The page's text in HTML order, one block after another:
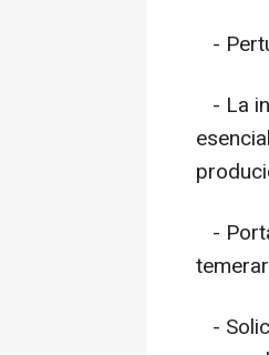
-
- La
-
-